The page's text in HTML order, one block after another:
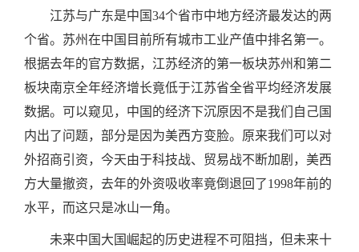
江苏与广东是中国34个省市中地方经济最发达的两
个省。苏州在中国目前所有城市工业产值中排名第一。
根据去年的官方数据，江苏经济的第一板块苏州和第二
板块南京全年经济增长竟低于江苏省全省平均经济发展
数据。可以窥见，中国的经济下沉原因不是我们自己国
内出了问题，部分是因为美西方变脸。原来我们可以对
外招商引资，今天由于科技战、贸易战不断加剧，美西
方大量撤资，去年的外资吸收率竟倒退回了1998年前的
水平，而这只是冰山一角。
未来中国大国崛起的历史进程不可阻挡，但未来十